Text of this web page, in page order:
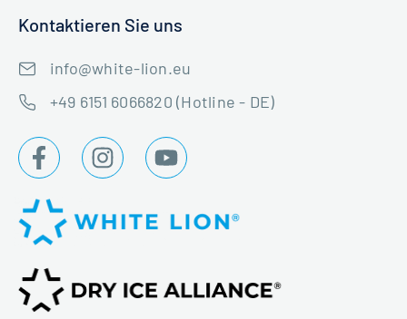
Kontaktieren Sie uns
info@white-lion.eu
+49 6151 6066820 (Hotline - DE)